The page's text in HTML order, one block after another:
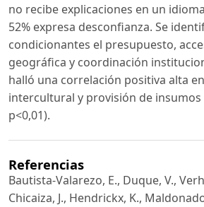
no recibe explicaciones en un
52% expresa desconfianza. Se
condicionantes el presupuesto,
geográfica y coordinación
halló una correlación positiva alta
intercultural y provisión de insumos
p<0,01).
Referencias
Bautista-Valarezo, E., Duque, V.,
Chicaiza, J., Hendrickx, K.,